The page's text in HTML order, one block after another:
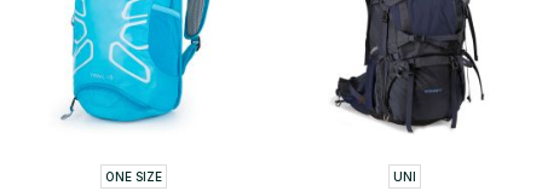
ONE SIZE UNI